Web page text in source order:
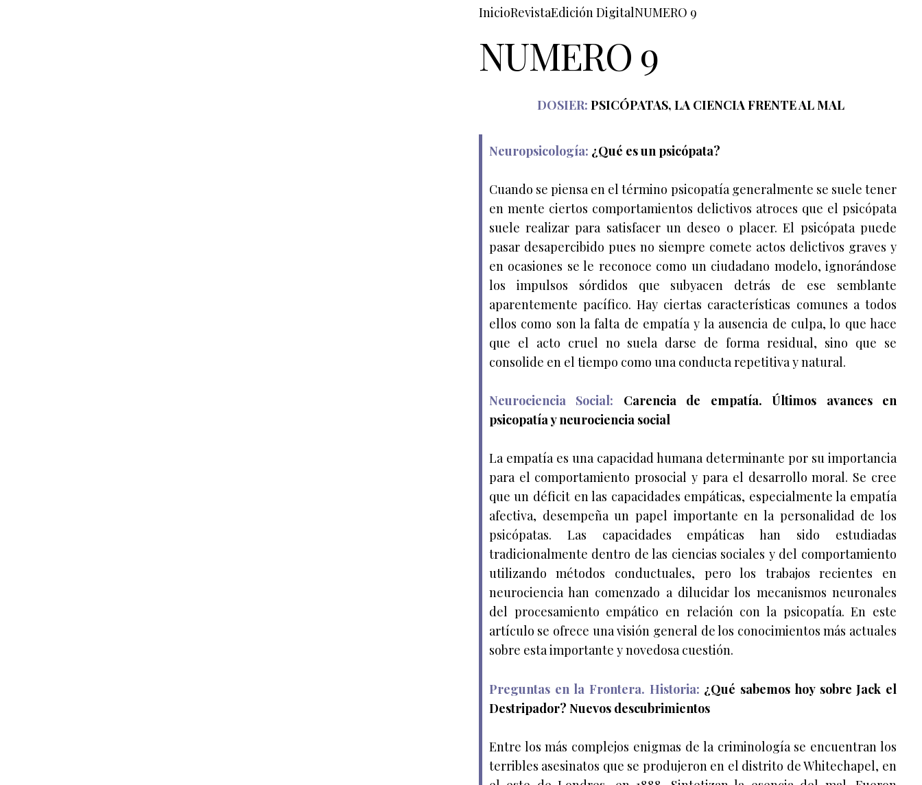
InicioRevistaEdición DigitalNUMERO 9
NUMERO 9
DOSIER: PSICÓPATAS, LA CIENCIA FRENTE AL MAL
Neuropsicología: ¿Qué es un psicópata?
Cuando se piensa en el término psicopatía generalmente se suele tener
en mente ciertos comportamientos delictivos atroces que el psicópata
suele realizar para satisfacer un deseo o placer. El psicópata puede
pasar desapercibido pues no siempre comete actos delictivos graves y
en ocasiones se le reconoce como un ciudadano modelo, ignorándose
los impulsos sórdidos que subyacen detrás de ese semblante
aparentemente pacífico. Hay ciertas características comunes a todos
ellos como son la falta de empatía y la ausencia de culpa, lo que hace
que el acto cruel no suela darse de forma residual, sino que se
consolide en el tiempo como una conducta repetitiva y natural.
Neurociencia Social:
Carencia de empatía. Últimos avances en
psicopatía y neurociencia social
La empatía es una capacidad humana determinante por su importancia
para el comportamiento prosocial y para el desarrollo moral. Se cree
que un déficit en las capacidades empáticas, especialmente la empatía
afectiva, desempeña un papel importante en la personalidad de los
psicópatas. Las capacidades empáticas han sido estudiadas
tradicionalmente dentro de las ciencias sociales y del comportamiento
utilizando métodos conductuales, pero los trabajos recientes en
neurociencia han comenzado a dilucidar los mecanismos neuronales
del procesamiento empático en relación con la psicopatía. En este
artículo se ofrece una visión general de los conocimientos más actuales
sobre esta importante y novedosa cuestión.
Preguntas en la Frontera. Historia: ¿Qué sabemos hoy sobre Jack el
Destripador? Nuevos descubrimientos
Entre los más complejos enigmas de la criminología se encuentran los
terribles asesinatos que se produjeron en el distrito de Whitechapel, en